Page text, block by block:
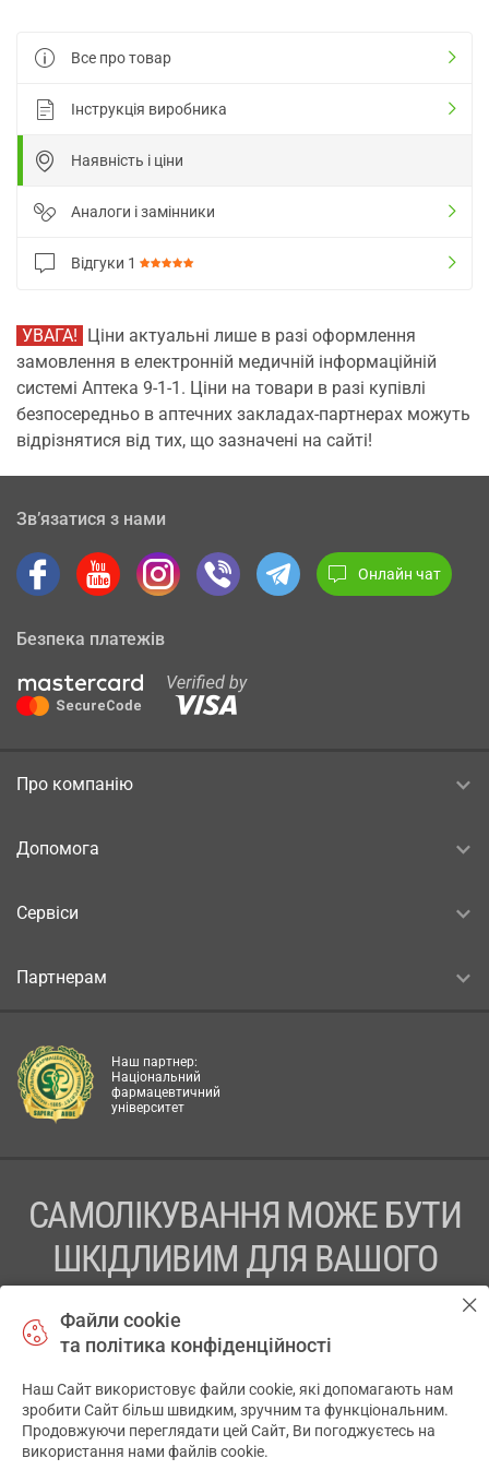
Все про товар
Інструкція виробника
Наявність і ціни
Аналоги і замінники
Відгуки 1
УВАГА! Ціни актуальні лише в разі оформлення
замовлення в електронній медичній інформаційній
системі Аптека 9-1-1. Ціни на товари в разі купівлі
безпосередньо в аптечних закладах-партнерах можуть
відрізнятися від тих, що зазначені на сайті!
Зв’язатися з нами
Онлайн чат
Безпека платежів
Про компанію
Допомога
Сервіси
Партнерам
Наш партнер:
Національний
фармацевтичний
університет
САМОЛІКУВАННЯ МОЖЕ БУТИ
ШКІДЛИВИМ ДЛЯ ВАШОГО
ПЕРЕД ЗАСТОСУВАННЯМ ПРЕПАРАТУ ПРОКОНСУЛЬТУЙТЕСЬ
ТОВ «АПТЕКА 911.ЮА» Код ЄДРПОУ 43631965.
Відмова від відповідальності
Файли cookie
та політика конфіденційності
Наш Сайт використовує файли cookie, які допомагають нам
зробити Сайт більш швидким, зручним та функціональним.
Продовжуючи переглядати цей Сайт, Ви погоджуєтесь на
використання нами файлів cookie.
✕